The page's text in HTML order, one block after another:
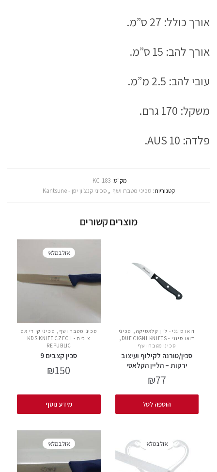
אורך כולל: 27 ס”מ.
אורך להב: 15 ס”מ.
עובי להב: 2.5 מ”מ.
משקל: 170 גרם.
פלדה: AUS 10.
מק"ט: KC-183
קטגוריות: סכיני מטבח ושף , סכיני קנצ'ון יפן - Kantsune
מוצרים קשורים
דואו סיגני - ליין קלאסיקה , סכיני
דואו סיגני - DUE CIGNI KNIFES
,
סכיני מטבח ושף
סכין/טורנה לקילוף ועיצוב
ירקות – הליין הקלאסי
₪77
הוספה לסל
אזל במלאי
סכיני מטבח ושף , סכיני קי די אס
צ'כיה - KDS KNIFE CZECH
REPUBLIC
סכין קצבים 9
₪150
מידע נוסף
אזל במלאי אזל במלאי